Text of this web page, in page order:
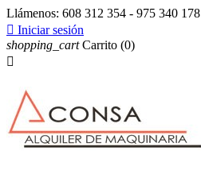
Llámenos: 608 312 354 - 975 340 178
 Iniciar sesión
shopping_cart Carrito (0)
